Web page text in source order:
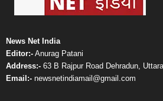
News Net India
Editor:- Anurag Patani
Address:- 63 B Rajpur Road Dehradun,
Email:- newsnetindiamail@gmail.com